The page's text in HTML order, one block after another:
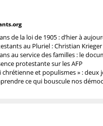
de la loi de 1905 : d’hier à
au Pluriel : Christian
au service des familles : le
protestante sur les AFP
chrétienne et populismes » : deux
ce qui bouscule nos